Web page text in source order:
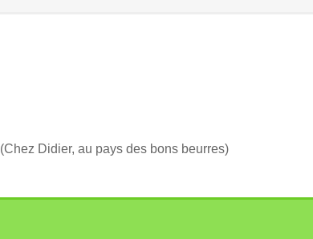
(Chez Didier, au pays des bons beurres)